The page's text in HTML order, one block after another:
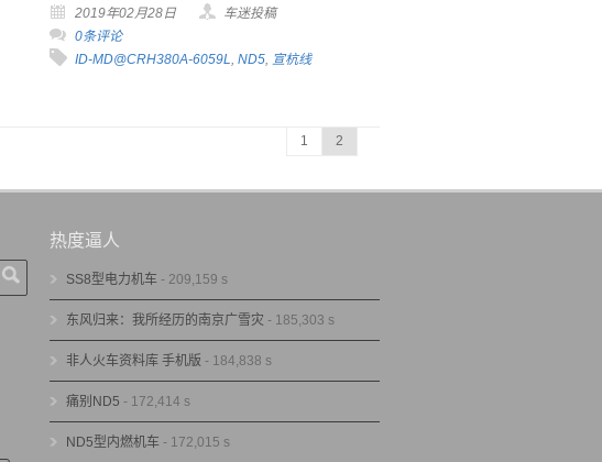
2019年02月28日
车迷投稿
0条评论
ID-MD@CRH380A-6059L
ND5 宣杭线
1 2
热度逼人
SS8型电力机车 - 209,159 s
东风归来：我所经历的南京广雪灾 - 185,303 s
非人火车资料库 手机版 - 184,838 s
痛别ND5 - 172,414 s
ND5型内燃机车 - 172,015 s